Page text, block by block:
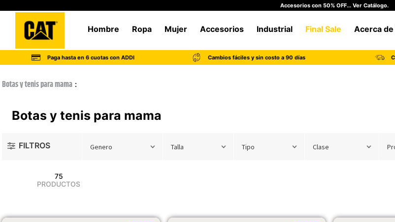
Accesorios con 50% OFF... Ver Catálogo.
Hombre Ropa Mujer Accesorios Industrial Final Sale Acerca de
Paga hasta en 6 cuotas con ADDI Cambios fáciles y sin costo a 90 días
Botas y tenis para mama
Botas y tenis para mama
FILTROS Genero Talla Tipo Clase
75
PRODUCTOS
1 botas hombre
6
10. tenis mujer